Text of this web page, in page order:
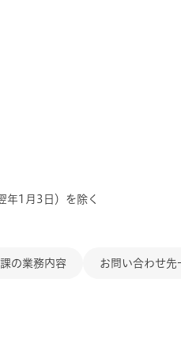
年1月3日）を除く
の業務内容 お問い合わせ先